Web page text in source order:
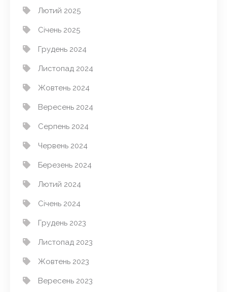
Лютий 2025
Січень 2025
Грудень 2024
Листопад 2024
Жовтень 2024
Вересень 2024
Серпень 2024
Червень 2024
Березень 2024
Лютий 2024
Січень 2024
Грудень 2023
Листопад 2023
Жовтень 2023
Вересень 2023